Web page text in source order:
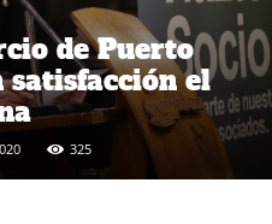
de Puerto
el
325